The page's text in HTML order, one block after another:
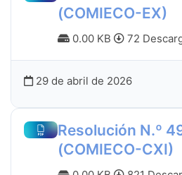
(COMIECO-EX)
0.00 KB 72
29 de abril de 2026
Resolución N.º
(COMIECO-CXI)